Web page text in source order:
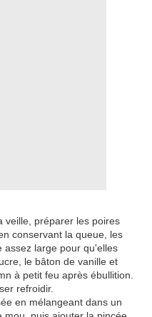
veille, préparer les poires
conservant la queue, les
assez large pour qu'elles
le bâton de vanille et
à petit feu après ébullition.
refroidir.
en mélangeant dans un